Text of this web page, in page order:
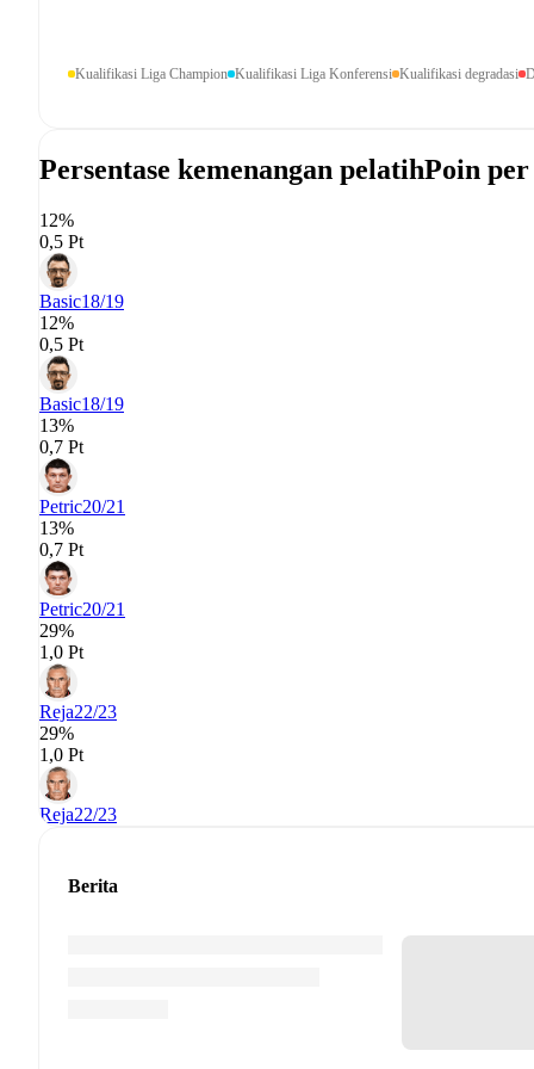
Kualifikasi Liga Champion Kualifikasi Liga Konferensi Kualifikasi degradasi
Persentase kemenangan pelatihPoin
12%
0,5 Pt
Basic18/19
12%
0,5 Pt
Basic18/19
13%
0,7 Pt
Petric20/21
13%
0,7 Pt
Petric20/21
29%
1,0 Pt
Reja22/23
29%
1,0 Pt
Reja22/23
Berita